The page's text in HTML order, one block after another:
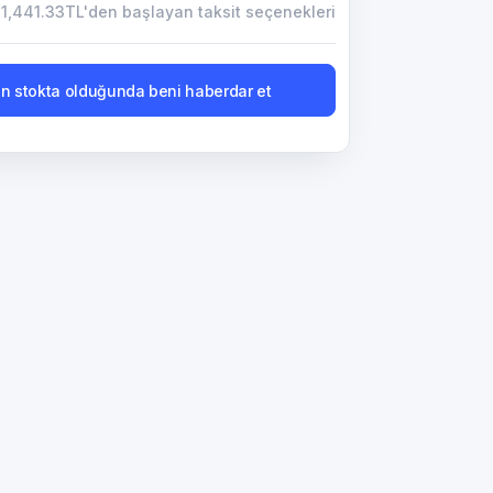
1,441.33TL'den başlayan taksit seçenekleri
stokta olduğunda beni haberdar et